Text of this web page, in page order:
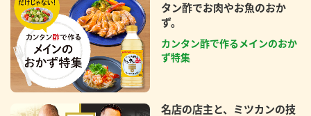
タン酢でお肉やお魚のおか
ず。
カンタン酢で作るメインのおか
ず特集
名店の店主と、ミツカンの技